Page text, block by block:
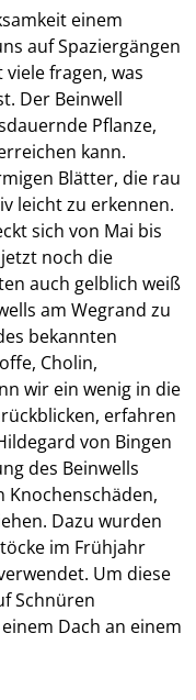
einem
auf Spaziergängen
fragen, was
Der Beinwell
Pflanze,
kann.
Blätter, die rau
leicht zu erkennen.
sich von Mai bis
noch die
auch gelblich weiß
am Wegrand zu
bekannten
Cholin,
wir ein wenig in die
erfahren
von Bingen
des Beinwells
Dazu wurden
im Frühjahr
Um diese
Schnüren
Dach an einem